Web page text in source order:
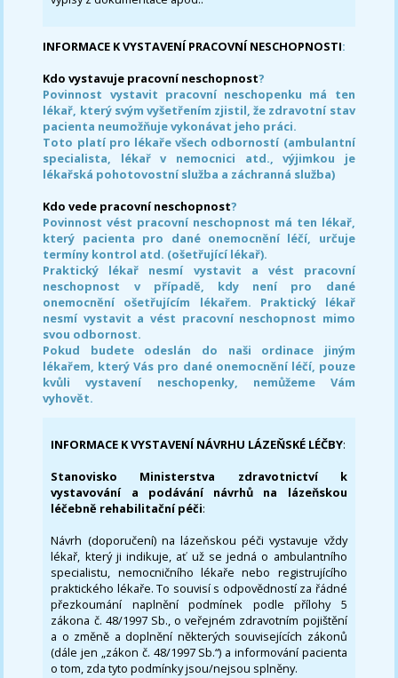
INFORMACE K VYSTAVENÍ PRACOVNÍ NESCHOPNOSTI:
Kdo vystavuje pracovní neschopnost?
Povinnost vystavit pracovní neschopenku má ten
lékař, který svým vyšetřením zjistil, že zdravotní stav
pacienta neumožňuje vykonávat jeho práci.
Toto platí pro lékaře všech odborností (ambulantní
specialista, lékař v nemocnici atd., výjimkou je
lékařská pohotovostní služba a záchranná služba)
Kdo vede pracovní neschopnost?
Povinnost vést pracovní neschopnost má ten lékař,
který pacienta pro dané onemocnění léčí, určuje
termíny kontrol atd. (ošetřující lékař).
Praktický lékař nesmí vystavit a vést pracovní
neschopnost v případě, kdy není pro dané
onemocnění ošetřujícím lékařem. Praktický lékař
nesmí vystavit a vést pracovní neschopnost mimo
svou odbornost.
Pokud budete odeslán do naši ordinace jiným
lékařem, který Vás pro dané onemocnění léčí, pouze
kvůli vystavení neschopenky, nemůžeme Vám
vyhovět.
INFORMACE K VYSTAVENÍ NÁVRHU LÁZEŇSKÉ LÉČBY:
Stanovisko Ministerstva zdravotnictví k
vystavování a podávání návrhů na lázeňskou
léčebně rehabilitační péči:
Návrh (doporučení) na lázeňskou péči vystavuje vždy
lékař, který ji indikuje, ať už se jedná o ambulantního
specialistu, nemocničního lékaře nebo registrujícího
praktického lékaře. To souvisí s odpovědností za řádné
přezkoumání naplnění podmínek podle přílohy 5
zákona č. 48/1997 Sb., o veřejném zdravotním pojištění
a o změně a doplnění některých souvisejících zákonů
(dále jen „zákon č. 48/1997 Sb.“) a informování pacienta
o tom, zda tyto podmínky jsou/nejsou splněny.